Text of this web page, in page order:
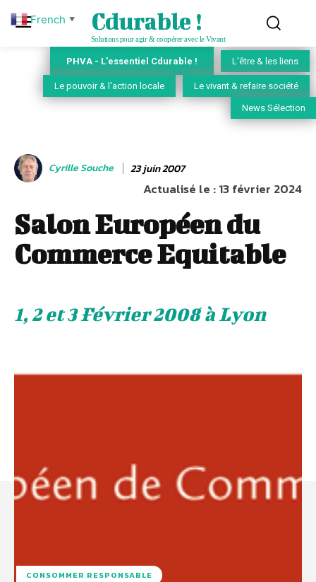
Cdurable !
Solutions pour agir & coopérer avec le Vivant
PHVA - L'essentiel Cdurable ! L'être & les liens
Le pouvoir & l'action locale Le vivant & refaire société
News Sélection
Cyrille Souche 23 juin 2007
Actualisé le :13 février 2024
Salon Européen du
Commerce Equitable
1, 2 et 3 Février 2008 à Lyon
CONSOMMER RESPONSABLE
French ▼